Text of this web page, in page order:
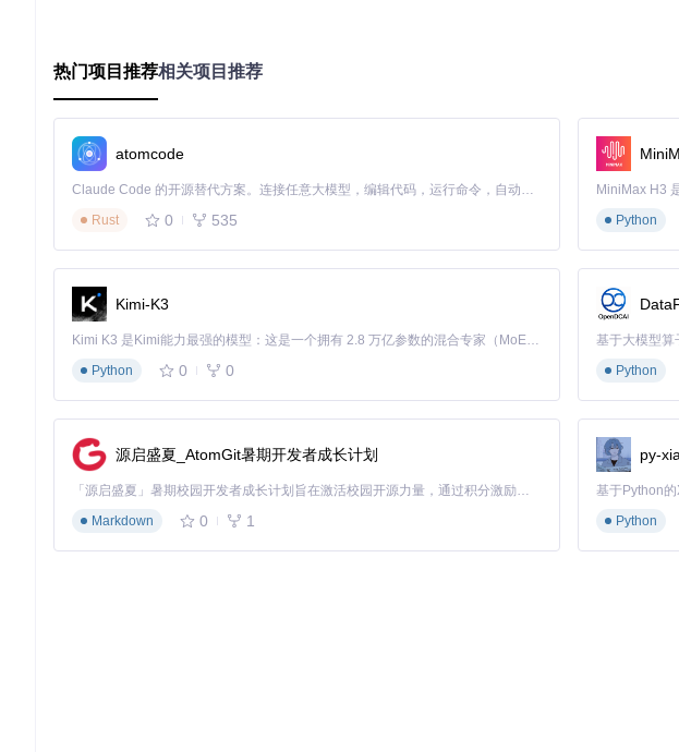
内容发布
需代码开发 可视化编辑
模板修改
专业开发
技术解析：苹果CMS架构设计原理
模板系统：像搭积木一样构建界面
数据采集：智能内容聚合方案
针对内容获取难题，系统提供可视化采集规则配置，支持正则表达式提取和定时任务执行。
内容支撑的资讯类网站。
行业适配指南：三类用户的定制方案
个人站长
推荐使用默认模板+插件扩展模式，重点配置SEO参数和缓存策略。通过"采集+手动发布"结
热门项目推荐相关项目推荐
atomcode
Claude Code 的开源替代方案。连接任意大模型，编辑代码，运行命令，自动验证 — 全自动执行。用 Rust 构建，极致性能。 ｜ An open-source alternative to Claude Code. Connect any LLM, edit code, run commands, and verify changes — autonomously. Built in Rust for speed. Get Started
Rust
0 535
Python
Kimi-K3
Kimi K3 是Kimi能力最强的模型：这是一个拥有 2.8 万亿参数的混合专家（MoE）模型，具备原生视觉理解能力，并支持 100 万 token 的上下文窗口。
Python
0 0
基于大模型
Python
源启盛夏_AtomGit暑期开发者成长计划
「源启盛夏」暑期校园开发者成长计划旨在激活校园开源力量，通过积分激励、认证扶持、资源倾斜等形式，引导高校组织和开发者完成「入驻 — 建项目 — 做贡献 — 获认证 — 得资源」的完整闭环。无论你是想带领社团入驻平台的组织者，还是希望用代码贡献证明自己的开发者，都能在这里找到属于你的成长路径。
Markdown
0 1
py-
Python